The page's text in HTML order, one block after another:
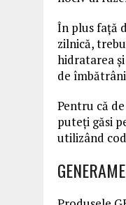
În plus față
zilnică,
hidratarea
de
Pentru că
puteți găsi
utilizând